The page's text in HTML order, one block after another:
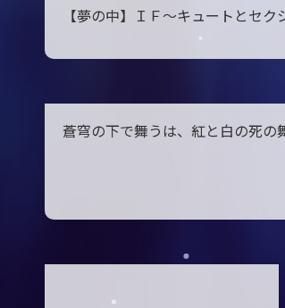
【夢の中】ＩＦ～キュートとセク
蒼穹の下で舞うは、紅と白の死の